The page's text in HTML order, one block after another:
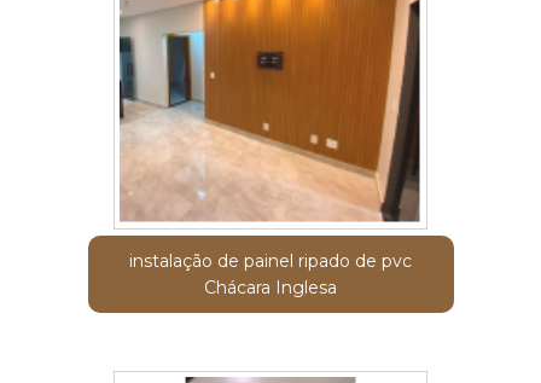
instalação de painel ripado de pvc
Chácara Inglesa